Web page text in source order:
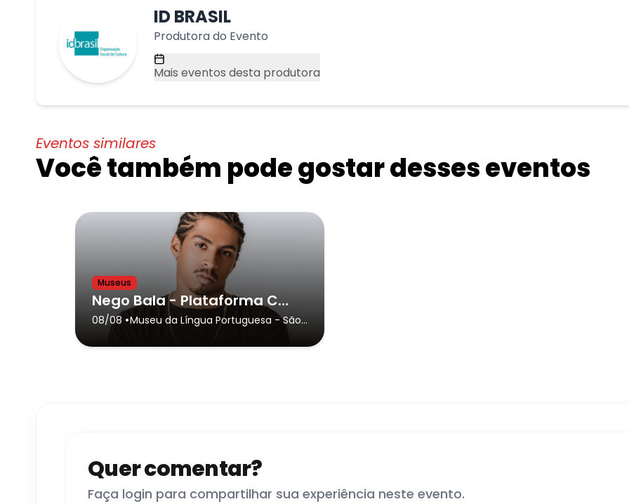
ID BRASIL
Produtora do Evento
Mais eventos desta produtora
Eventos similares
Você também pode gostar desses eventos
Museus
Nego Bala - Plataforma Conexões
08/08 •Museu da Língua Portuguesa - São
Quer comentar?
Faça login para compartilhar sua experiência neste evento.